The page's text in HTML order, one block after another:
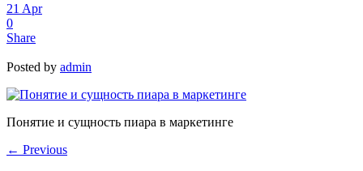
21 Apr
0
Share
Posted by admin
Понятие и сущность пиара в маркетинге
← Previous